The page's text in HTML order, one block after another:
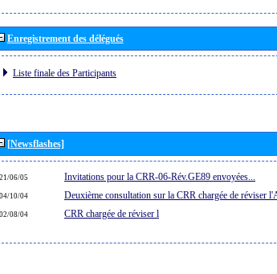
Enregistrement des délégués
Liste finale des Participants
[Newsflashes]
21/06/05 Invitations pour la CRR-06-Rév.GE89 envoyées...
04/10/04 Deuxième consultation sur la CRR chargée de réviser
02/08/04 CRR chargée de réviser l